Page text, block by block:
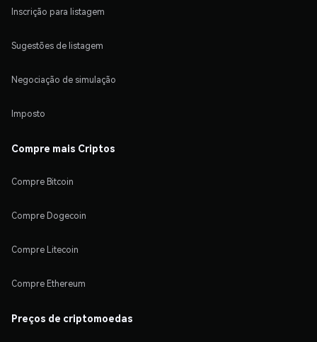
Inscrição para listagem
Sugestões de listagem
Negociação de simulação
Imposto
Compre mais Criptos
Compre Bitcoin
Compre Dogecoin
Compre Litecoin
Compre Ethereum
Preços de criptomoedas